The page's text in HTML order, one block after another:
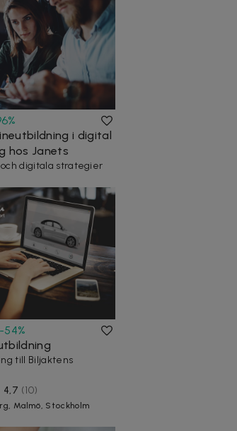
%
i digital
hos Janets
och digitala strategier
-54%
till Biljaktens
4,7 (10)
Malmö, Stockholm